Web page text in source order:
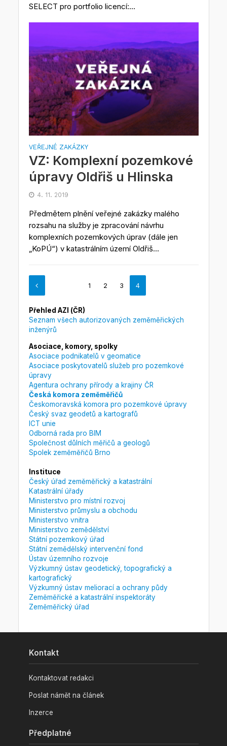
SELECT pro portfolio licencí:...
VEŘEJNÉ ZAKÁZKY
VZ: Komplexní pozemkové
úpravy Oldřiš u Hlinska
4. 11. 2019
Předmětem plnění veřejné zakázky malého
rozsahu na služby je zpracování návrhu
komplexních pozemkových úprav (dále jen
„KoPÚ“) v katastrálním území Oldřiš...
1 2 3 4
Přehled AZI (ČR)
Seznam všech autorizovaných zeměměřických
inženýrů
Asociace, komory, spolky
Asociace podnikatelů v geomatice
Asociace poskytovatelů služeb pro pozemkové
úpravy
Agentura ochrany přírody a krajiny ČR
Česká komora zeměměřičů
Českomoravská komora pro pozemkové úpravy
Český svaz geodetů a kartografů
ICT unie
Odborná rada pro BIM
Společnost důlních měřičů a geologů
Spolek zeměměřičů Brno
Instituce
Český úřad zeměměřický a katastrální
Katastrální úřady
Ministerstvo pro místní rozvoj
Ministerstvo průmyslu a obchodu
Ministerstvo vnitra
Ministerstvo zemědělství
Státní pozemkový úřad
Státní zemědělský intervenční fond
Ústav územního rozvoje
Výzkumný ústav geodetický, topografický a
kartografický
Výzkumný ústav meliorací a ochrany půdy
Zeměměřické a katastrální inspektoráty
Zeměměřický úřad
Kontakt
Kontaktovat redakci
Poslat námět na článek
Inzerce
Předplatné